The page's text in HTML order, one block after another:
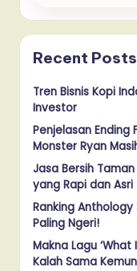
Recent Posts
Tren Bisnis Kopi
Investor
Penjelasan Ending
Monster Ryan
Jasa Bersih
yang Rapi dan Asri
Ranking Anthology
Paling Ngeri!
Makna Lagu
Kalah Sama